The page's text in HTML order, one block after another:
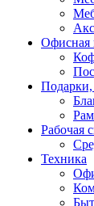
Офисная
Рабочая
Техника